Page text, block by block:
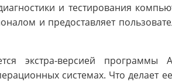
и тестирования
и предоставляет
экстра-версией программы
системах. Что делает